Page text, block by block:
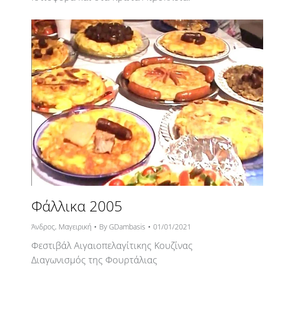
Φάλλικα 2005
Άνδρος, Μαγειρική By GDambasis 01/01/2021
Φεστιβάλ Αιγαιοπελαγίτικης Κουζίνας
Διαγωνισμός της Φουρτάλιας